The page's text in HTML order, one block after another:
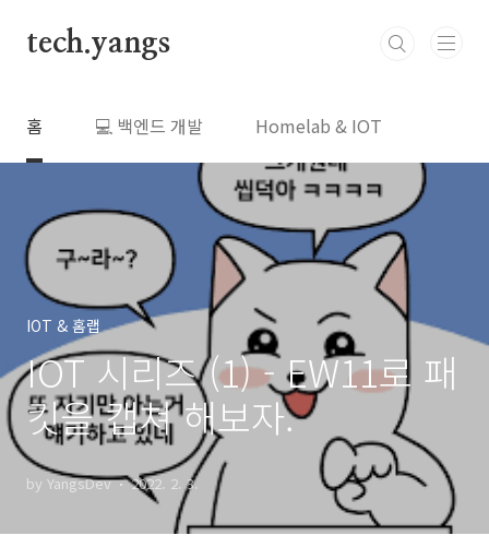
tech.yangs
홈 💻 백엔드 개발 Homelab & IOT
IOT & 홈랩
IOT 시리즈 (1) - EW11로 패
킷을 캡쳐 해보자.
by YangsDev 2022. 2. 3.